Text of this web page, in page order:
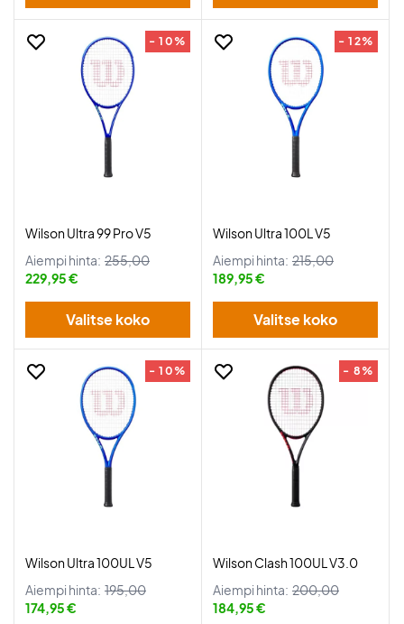
- 10%
Wilson Ultra 99 Pro V5
Aiempi hinta: 255,00
229,95 €
Valitse koko
- 12%
Wilson Ultra 100L V5
Aiempi hinta: 215,00
189,95 €
Valitse koko
- 10%
Wilson Ultra 100UL V5
Aiempi hinta: 195,00
174,95 €
- 8%
Wilson Clash 100UL V3.0
Aiempi hinta: 200,00
184,95 €